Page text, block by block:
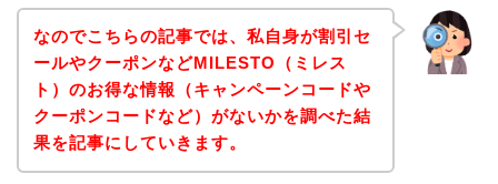
なのでこちらの記事では、私自身が割引セ
ールやクーポンなどMILESTO（ミレス
ト）のお得な情報（キャンペーンコードや
クーポンコードなど）がないかを調べた結
果を記事にしていきます。